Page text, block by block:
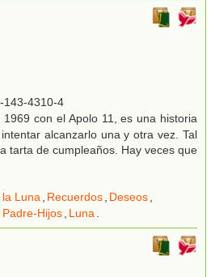
143-4310-4
con el Apolo 11, es una historia
alcanzarlo una y otra vez. Tal
tarta de cumpleaños. Hay veces que
Luna Recuerdos Deseos
Hijos Luna